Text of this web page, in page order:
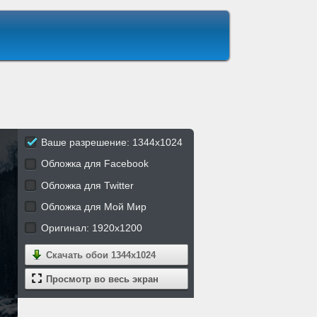
Ваше разрешение: 1344x1024
Обложка для Facebook
Обложка для Twitter
Обложка для Мой Мир
Оригинал: 1920x1200
Скачать обои 1344x1024
Просмотр во весь экран